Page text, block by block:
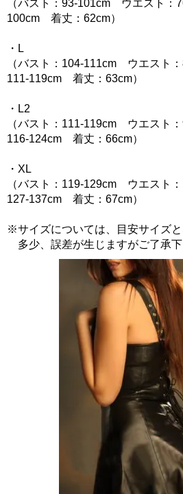
（バスト：93-101cm ウエスト
100cm 着丈：62cm）
・L
（バスト：104-111cm ウエスト
111-119cm 着丈：63cm）
・L2
（バスト：111-119cm ウエスト
116-124cm 着丈：66cm）
・XL
（バスト：119-129cm ウエスト
127-137cm 着丈：67cm）
※サイズについては、目安サイズと
多少、誤差が生じますがご了承下